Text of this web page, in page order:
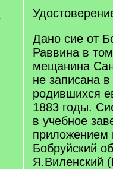
Дано сие от
Раввина в
мещанина
не записана в
родившихся
1883 годы.
в учебное
приложением
Бобруйский
Я.Виленский